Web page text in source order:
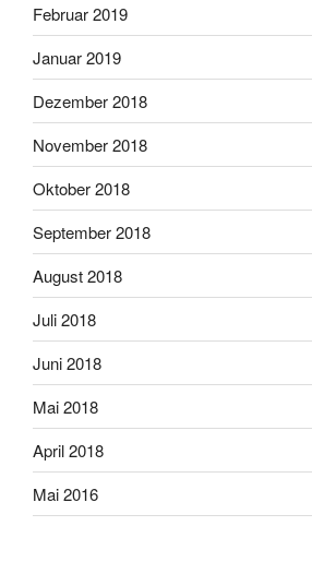
Februar 2019
Januar 2019
Dezember 2018
November 2018
Oktober 2018
September 2018
August 2018
Juli 2018
Juni 2018
Mai 2018
April 2018
Mai 2016